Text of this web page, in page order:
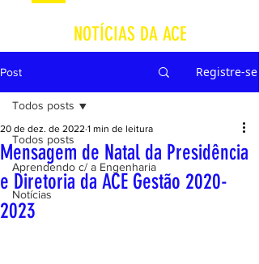
NOTÍCIAS DA ACE
Post Registre-se
Todos posts
Aprendendo c/ a Engenharia
Notícias
Todos posts
Mensagem de Natal da Presidência
e Diretoria da ACE Gestão 2020-
2023
20 de dez. de 2022 1 min de leitura